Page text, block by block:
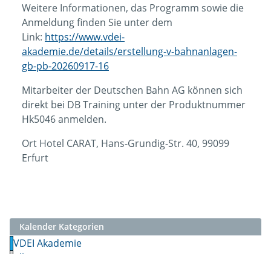
Weitere Informationen, das Programm sowie die
Anmeldung finden Sie unter dem
Link: https://www.vdei-
akademie.de/details/erstellung-v-bahnanlagen-
gb-pb-20260917-16
Mitarbeiter der Deutschen Bahn AG können sich
direkt bei DB Training unter der Produktnummer
Hk5046 anmelden.
Ort Hotel CARAT, Hans-Grundig-Str. 40, 99099
Erfurt
Kalender Kategorien
VDEI Akademie